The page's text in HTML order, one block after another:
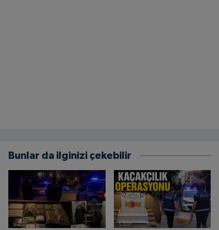
Bunlar da ilginizi çekebilir